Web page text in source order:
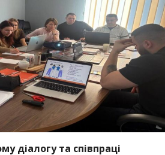
діалогу та співпраці